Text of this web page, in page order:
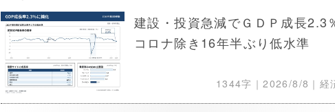
建設・投資急減でＧＤＰ成長2.3
コロナ除き16年半ぶり低水準
1344字｜2026/8/8 ｜経